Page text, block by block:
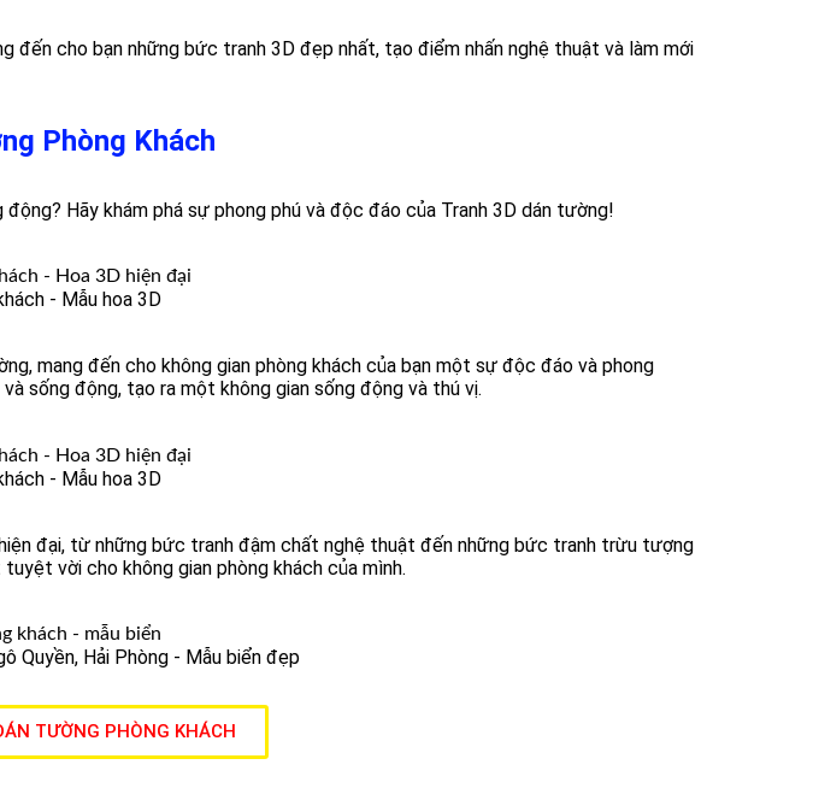
cho bạn những bức tranh 3D đẹp nhất, tạo điểm nhấn nghệ thuật và làm mới
Phòng Khách
Hãy khám phá sự phong phú và độc đáo của Tranh 3D dán tường!
- Mẫu hoa 3D
mang đến cho không gian phòng khách của bạn một sự độc đáo và phong
sống động, tạo ra một không gian sống động và thú vị.
- Mẫu hoa 3D
đại, từ những bức tranh đậm chất nghệ thuật đến những bức tranh trừu tượng
vời cho không gian phòng khách của mình.
Quyền, Hải Phòng - Mẫu biển đẹp
TƯỜNG PHÒNG KHÁCH